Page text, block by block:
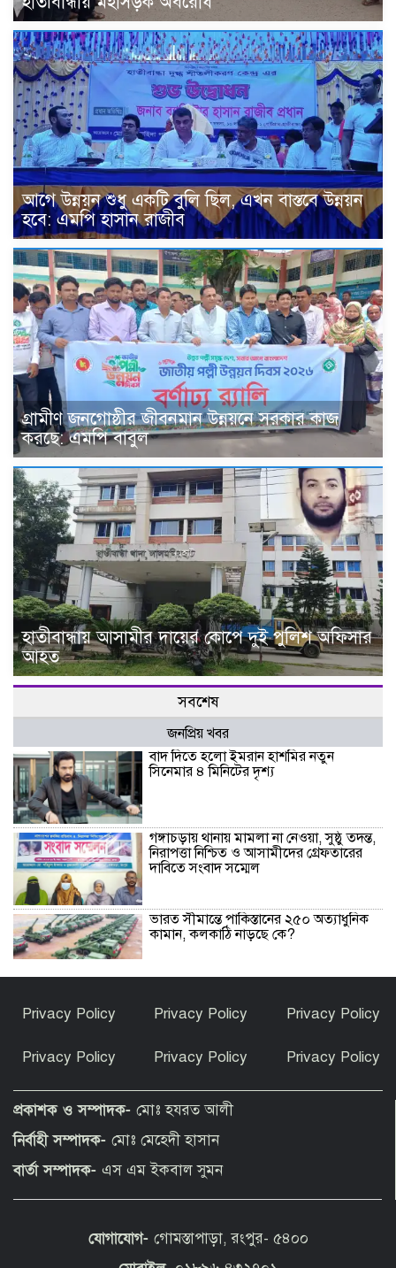
আগে উন্নয়ন শুধু একটি বুলি ছিল, এখন বাস্তবে উন্নয়ন
হবে: এমপি হাসান রাজীব
গ্রামীণ জনগোষ্ঠীর জীবনমান উন্নয়নে সরকার কাজ
করছে: এমপি বাবুল
হাতীবান্ধায় আসামীর দায়ের কোপে দুই পুলিশ অফিসার
আহত
সবশেষ
জনপ্রিয় খবর
বাদ দিতে হলো ইমরান হাশমির নতুন
সিনেমার ৪ মিনিটের দৃশ্য
গঙ্গাচড়ায় থানায় মামলা না নেওয়া, সুষ্ঠু তদন্ত,
নিরাপত্তা নিশ্চিত ও আসামীদের গ্রেফতারের
দাবিতে সংবাদ সম্মেল
ভারত সীমান্তে পাকিস্তানের ২৫০ অত্যাধুনিক
কামান, কলকাঠি নাড়ছে কে?
পরীক্ষা নেওয়া হবে
আইসিইউতে হাইকমিশনার
বিশ্বকাপ জিতে কথা রাখলেন গাভি: চুল
রাঙালেন গোলাপি রঙে
সুন্দরগঞ্জে পুকুরে উদ্ধার নিখোঁজ বৃদ্ধের মরদেহ
Privacy Policy Privacy Policy Privacy Policy
Privacy Policy Privacy Policy Privacy Policy
প্রকাশক ও সম্পাদক- মোঃ হযরত আলী
নির্বাহী সম্পাদক- মোঃ মেহেদী হাসান
বার্তা সম্পাদক- এস এম ইকবাল সুমন
যোগাযোগ- গোমস্তাপাড়া, রংপুর- ৫৪০০